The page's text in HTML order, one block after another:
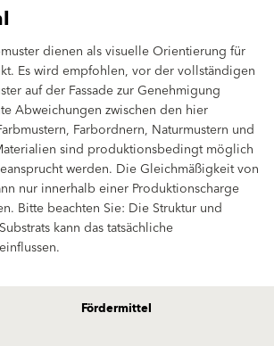
dienen als visuelle Orientierung für
Es wird empfohlen, vor der vollständigen
auf der Fassade zur Genehmigung
Abweichungen zwischen den hier
Farbordnern, Naturmustern und
sind produktionsbedingt möglich
werden. Die Gleichmäßigkeit von
nur innerhalb einer Produktionscharge
Bitte beachten Sie: Die Struktur und
kann das tatsächliche
Fördermittel